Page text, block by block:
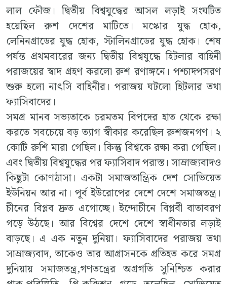
লাল ফৌজ। দ্বিতীয় বিশ্বযুদ্ধের আসল লড়াই সংঘটিত
হয়েছিল রুশ দেশের মাটিতে। মস্কোর যুদ্ধ হোক,
লেনিনগ্রাডের যুদ্ধ হোক, স্টালিনগ্রাডের যুদ্ধ হোক। শেষ
পর্যন্ত প্রথমবারের জন্য দ্বিতীয় বিশ্বযুদ্ধে হিটলার বাহিনী
পরাজয়ের স্বাদ গ্রহণ করলো রুশ রণাঙ্গনে। পশ্চাদপসরণ
শুরু হলো নাৎসি বাহিনীর। পরাজয় ঘটলো হিটলার তথা
ফ্যাসিবাদের।
সমগ্র মানব সভ্যতাকে চরমতম বিপদের হাত থেকে রক্ষা
করতে সবচেয়ে বড় ত্যাগ স্বীকার করেছিল রুশজনগণ। ২
কোটি রুশি মারা গেছিল। কিন্তু বিশ্বকে রক্ষা করা গেছিল।
এবং দ্বিতীয় বিশ্বযুদ্ধের পর ফ্যাসিবাদ পরাস্ত। সাম্রাজ্যবাদও
কিছুটা কোণঠাসা। একটা সমাজতান্ত্রিক দেশ সোভিয়েত
ইউনিয়ন আর না। পূর্ব ইউরোপের দেশে দেশে সমাজতন্ত্র।
চীনের বিপ্লব দ্রুত এগোচ্ছে। ইন্দোচীনে বিপ্লবী বাতাবরণ
গড়ে উঠছে। আর বিশ্বের দেশে দেশে স্বাধীনতার লড়াই
বাড়ছে। এ এক নতুন দুনিয়া। ফ্যাসিবাদের পরাজয় তথা
সাম্রাজ্যবাদ, তাকেও তার আগ্রাসনকে প্রতিহত করে সমগ্র
দুনিয়ায় সমাজতন্ত্র,গণতন্ত্রের অগ্রগতি সুনিশ্চিত করার